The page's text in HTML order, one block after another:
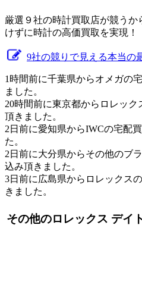
厳選９社の時計買取店が競う
けずに時計の高価買取を実現！
9社の競りで見える本当の
1時間前に千葉県からオメガの
ました。
20時間前に東京都からロレッ
頂きました。
2日前に愛知県からIWCの宅配
た。
2日前に大分県からその他のブ
込み頂きました。
3日前に広島県からロレックス
きました。
その他のロレックス デイ